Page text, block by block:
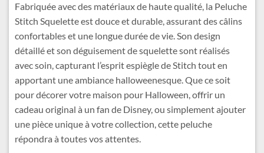
Fabriquée avec des matériaux de haute qualité, la Peluche
Stitch Squelette est douce et durable, assurant des câlins
confortables et une longue durée de vie. Son design
détaillé et son déguisement de squelette sont réalisés
avec soin, capturant l’esprit espiègle de Stitch tout en
apportant une ambiance halloweenesque. Que ce soit
pour décorer votre maison pour Halloween, offrir un
cadeau original à un fan de Disney, ou simplement ajouter
une pièce unique à votre collection, cette peluche
répondra à toutes vos attentes.